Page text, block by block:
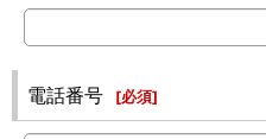
電話番号 [必須]